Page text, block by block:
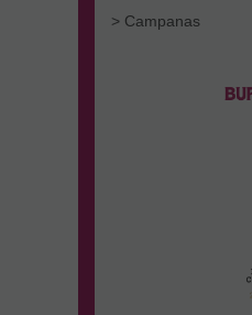
> Campanas